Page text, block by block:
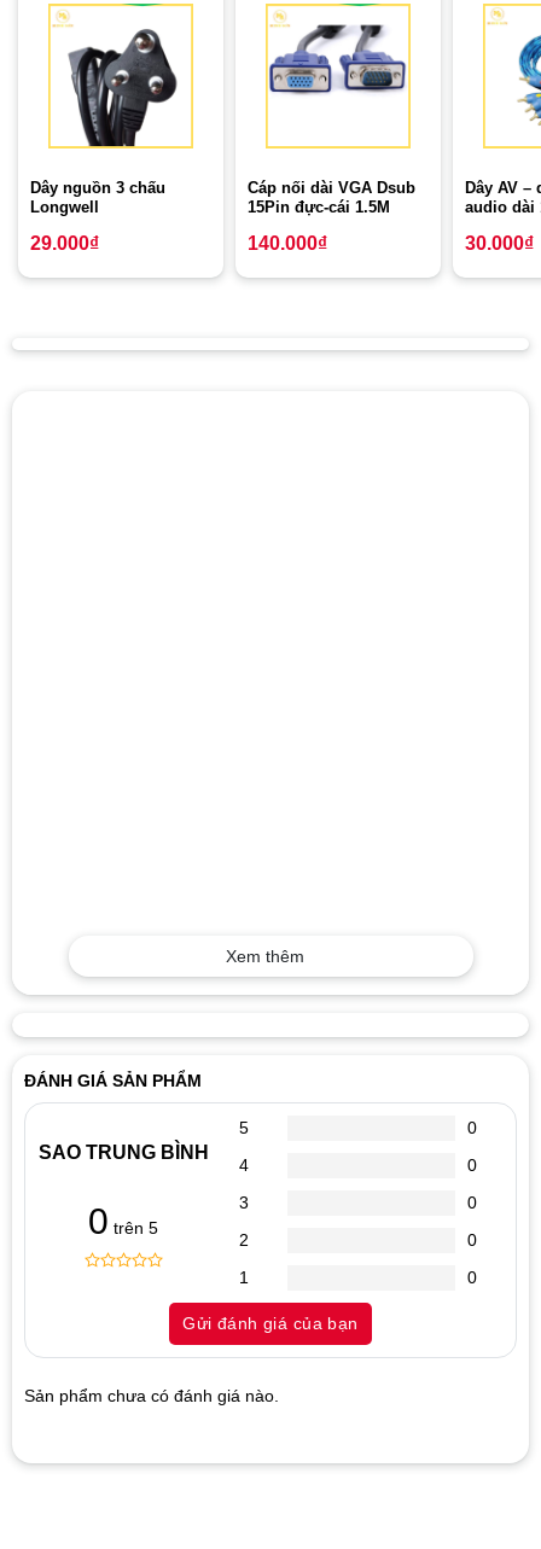
Dây nguồn 3 chấu
Longwell
29.000₫
Cáp nối dài VGA Dsub
15Pin đực-cái 1.5M
140.000₫
Dây AV –
audio dài
30.000₫
Xem thêm
ĐÁNH GIÁ SẢN PHẨM
SAO TRUNG BÌNH
0 trên 5
customer
ratings
5
0
4
0
3
0
2
0
1
0
Gửi đánh giá của bạn
Sản phẩm chưa có đánh giá nào.
Hãy là người đánh giá đầu tiên cho sản phẩm “Cáp Chuyển